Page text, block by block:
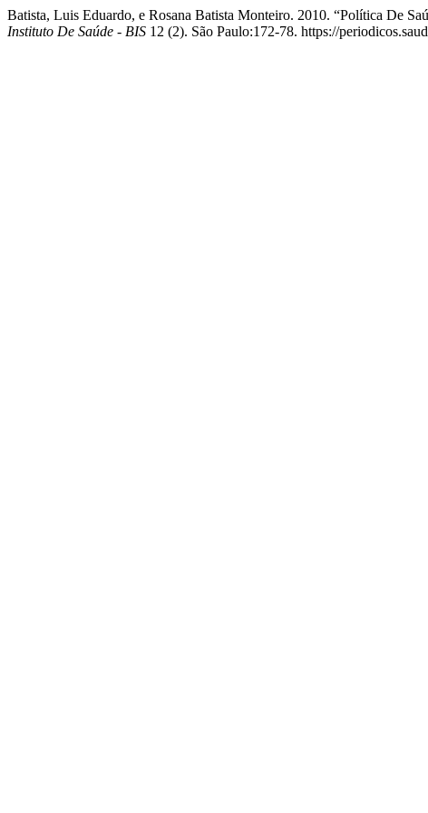
Batista, Luis Eduardo, e Rosana Batista Monteiro. 2010. “Política De
Instituto De Saúde - BIS 12 (2). São Paulo:172-78. https://